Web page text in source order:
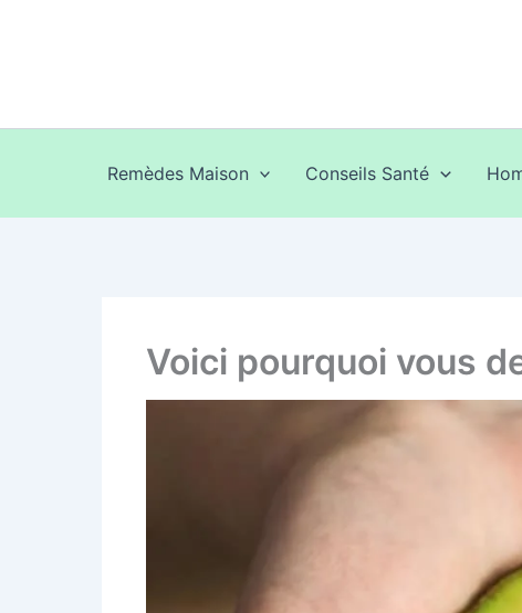
Remèdes Maison Conseils Santé
Voici pourquoi vous